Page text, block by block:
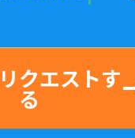
クエストす
る